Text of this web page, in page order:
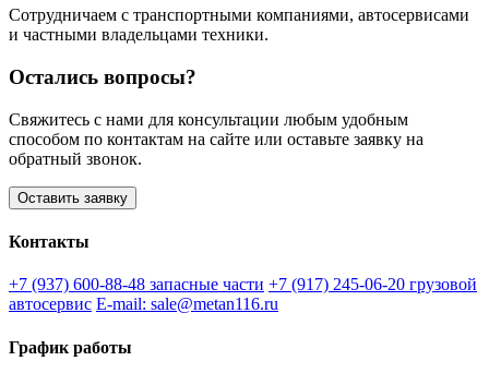
Сотрудничаем с транспортными компаниями, автосервисами
и частными владельцами техники.
Остались вопросы?
Свяжитесь с нами для консультации любым удобным
способом по контактам на сайте или оставьте заявку на
обратный звонок.
Оставить заявку
Контакты
+7 (937) 600-88-48 запасные части +7 (917) 245-06-20 грузовой
автосервис E-mail: sale@metan116.ru
График работы